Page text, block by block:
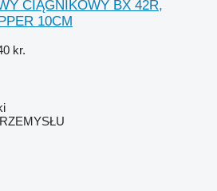
CIĄGNIKOWY BX 42R,
10CM
kr.